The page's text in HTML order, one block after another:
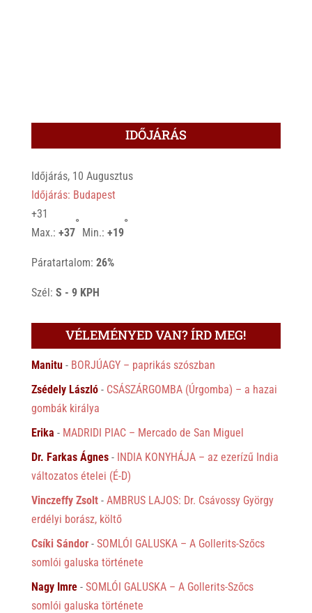
IDŐJÁRÁS
Időjárás, 10 Augusztus
Időjárás: Budapest
+31
Max.: +37
°
Min.: +19
°
Páratartalom: 26%
Szél: S - 9 KPH
VÉLEMÉNYED VAN? ÍRD MEG!
Manitu- BORJÚAGY – paprikás szószban
Zsédely László- CSÁSZÁRGOMBA (Úrgomba) – a hazai
gombák királya
Erika - MADRIDI PIAC – Mercado de San Miguel
Dr. Farkas Ágnes- INDIA KONYHÁJA – az ezerízű India
változatos ételei (É-D)
Vinczeffy Zsolt- AMBRUS LAJOS: Dr. Csávossy György
erdélyi borász, költő
Csíki Sándor- SOMLÓI GALUSKA – A Gollerits-Szőcs
somlói galuska története
Nagy Imre- SOMLÓI GALUSKA – A Gollerits-Szőcs
somlói galuska története